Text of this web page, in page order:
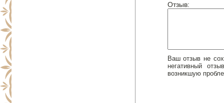
Отзыв:
Ваш отзыв не
негативный
возникшую